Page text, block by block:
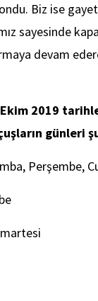
Biz ise
sayesinde
devam
Ekim 2019
günleri
Perşembe,